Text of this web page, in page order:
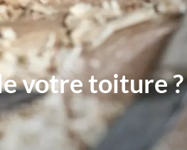
votre toiture ?